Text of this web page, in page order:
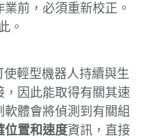
前，必須重新校正。
。
使輕型機器人持續與生
因此能取得有關其速
體會將偵測到有關組
位置和速度資訊，直接